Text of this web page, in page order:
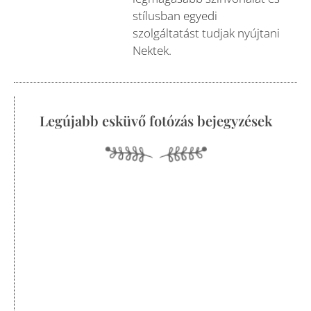
stílusban egyedi
szolgáltatást tudjak nyújtani
Nektek.
Legújabb esküvő fotózás bejegyzések